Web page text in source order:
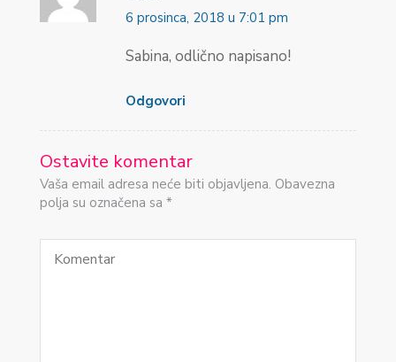
6 prosinca, 2018 u 7:01 pm
Sabina, odlično napisano!
Odgovori
Ostavite komentar
Vaša email adresa neće biti objavljena. Obavezna
polja su označena sa *